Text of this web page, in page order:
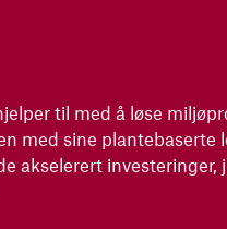
til med å løse
med sine plantebaserte
akselerert